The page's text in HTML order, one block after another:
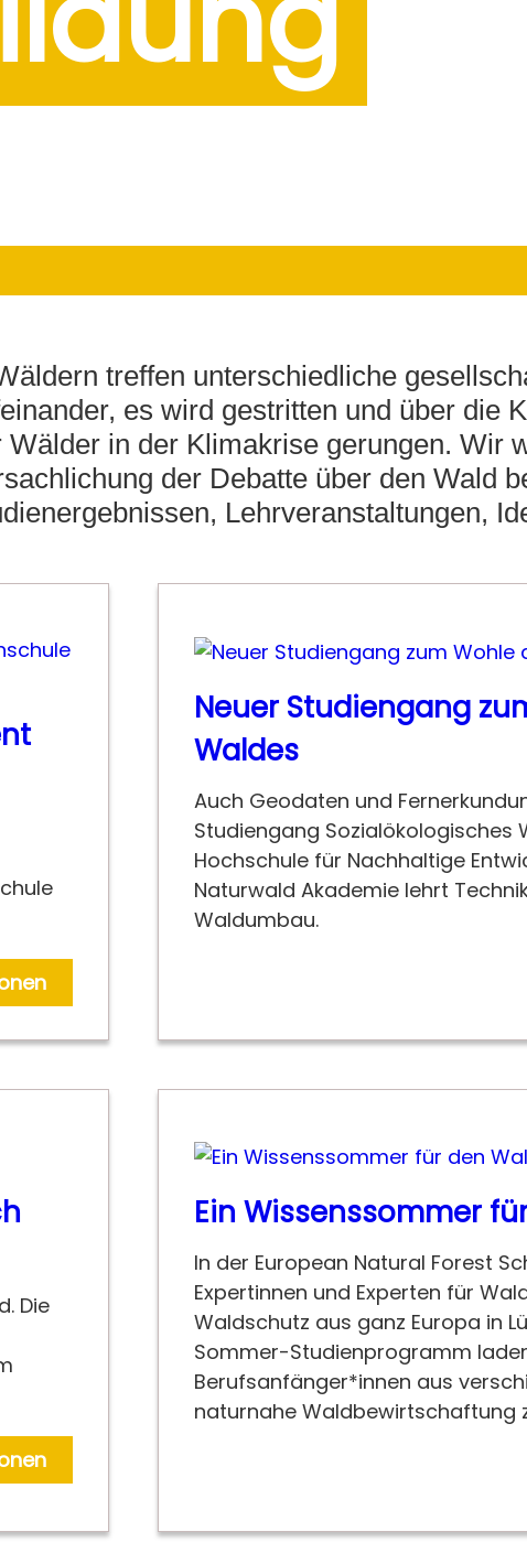
treffen unterschiedliche
es wird gestritten und über die
Wälder in der Klimakrise gerungen. Wir
der Debatte über den Wald
Lehrveranstaltungen,
Neuer Studiengang
Waldes
Auch Geodaten und
Studiengang
Hochschule für Nachhaltige
Naturwald Akademie lehrt
Waldumbau.
Die
Ein Wissenssommer
In der European Natural Forest
Expertinnen und Experten für
Waldschutz aus ganz Europa in
Sommer-Studienprogramm
Berufsanfänger*innen aus
naturnahe Waldbewirtschaftung